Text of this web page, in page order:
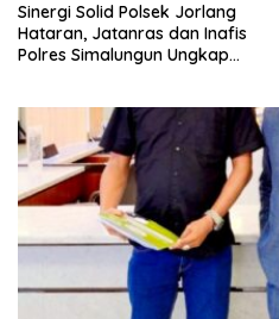
Sinergi Solid Polsek Jorlang
Hataran, Jatanras dan Inafis
Polres Simalungun Ungkap